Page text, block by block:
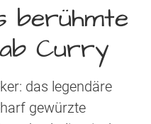
berühmte
Curry
das legendäre
gewürzte